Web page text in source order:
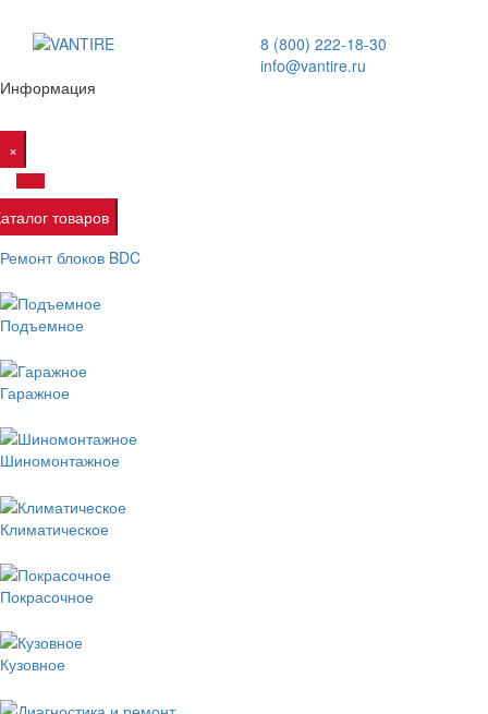
8 (800) 222-18-30
info@vantire.ru
Информация
×
товаров
Ремонт блоков BDC
Подъемное
Гаражное
Шиномонтажное
Климатическое
Покрасочное
Кузовное